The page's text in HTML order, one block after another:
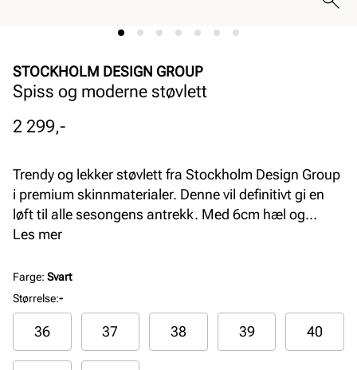
STOCKHOLM DESIGN GROUP
Spiss og moderne støvlett
Pris
2 299,-
Trendy og lekker støvlett fra Stockholm Design Group
i premium skinnmaterialer. Denne vil definitivt gi en
løft til alle sesongens antrekk. Med 6cm hæl og
avspisset front gir denne det riktige uttrykket. Myke
hele dagen. Støvletten har glidelås på innsiden for
enkelt inn- og utsteg.
Les mer
Farge: Svart
Størrelse:-
36 37 38 39 40